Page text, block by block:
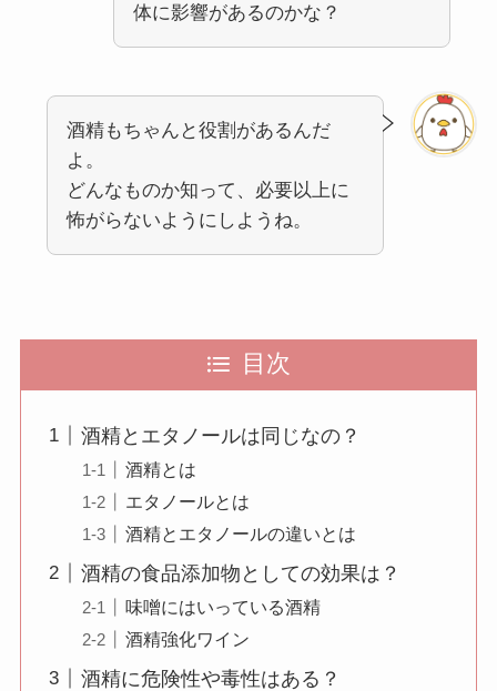
体に影響があるのかな？
酒精もちゃんと役割があるんだ
よ。
どんなものか知って、必要以上に
怖がらないようにしようね。
目次
酒精とエタノールは同じなの？
酒精とは
エタノールとは
酒精とエタノールの違いとは
酒精の食品添加物としての効果は？
味噌にはいっている酒精
酒精強化ワイン
酒精に危険性や毒性はある？